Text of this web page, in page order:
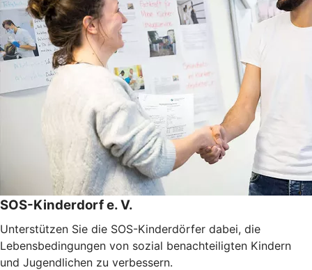
SOS-Kinderdorf e. V.
Unterstützen Sie die SOS-Kinderdörfer dabei, die
Lebensbedingungen von sozial benachteiligten Kindern
und Jugendlichen zu verbessern.